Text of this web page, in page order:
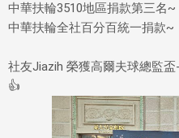
中華扶輪3510地區捐款第三名~
中華扶輪全社百分百統一捐款~
社友Jiazih 榮獲高爾夫球總監
👍